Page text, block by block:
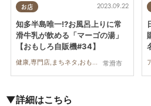
お店
常滑市
2023.09.22
知多半島唯一!?お風呂上りに常
滑牛乳が飲める「マーゴの湯」
【おもしろ自販機#34】
健康,専門店,まちネタ,おもしろ自販機,行ってみたレポ,家族,おひとりさま,友人
▼詳細はこちら